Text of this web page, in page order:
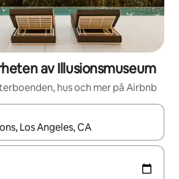
av Illusionsmuseum
hus och mer på Airbnb
kan du navigera med upp- och